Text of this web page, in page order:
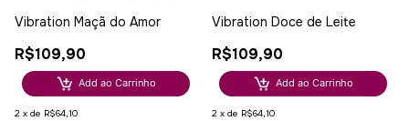
Vibration Maçã do Amor
R$109,90
Add ao Carrinho
2 x de R$64,10
Vibration Doce de Leite
R$109,90
Add ao Carrinho
2 x de R$64,10